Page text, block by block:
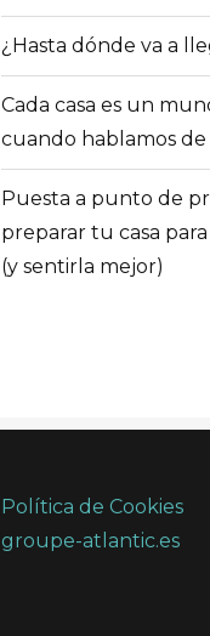
¿Hasta dónde va a
Cada casa es un
cuando hablamos
Puesta a punto de
preparar tu casa
(y sentirla mejor)
Política de Cookies
groupe-atlantic.es